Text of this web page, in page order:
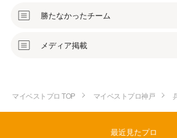
勝たなかったチーム
メディア掲載
マイベストプロ TOP マイベストプロ神戸
最近見たプロ